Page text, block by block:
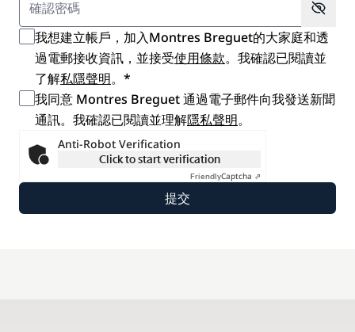
我想建立帳戶，加入Montres Breguet的大家庭和透
過電郵接收資訊，並接受使用條款。我確認已閱讀並
了解私隱聲明。*
我同意 Montres Breguet 通過電子郵件向我發送新聞
通訊。我確認已閱讀並理解隱私聲明。
Anti-Robot Verification
Click to start verification
FriendlyCaptcha ⇗